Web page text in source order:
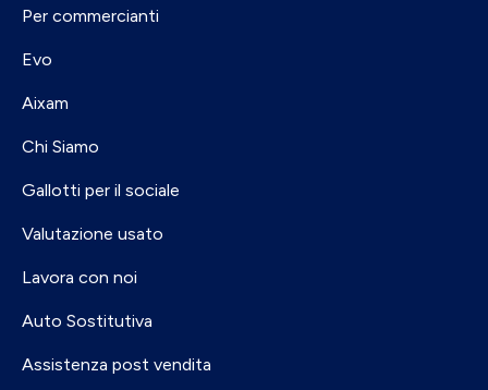
Per commercianti
Evo
Aixam
Chi Siamo
Gallotti per il sociale
Valutazione usato
Lavora con noi
Auto Sostitutiva
Assistenza post vendita